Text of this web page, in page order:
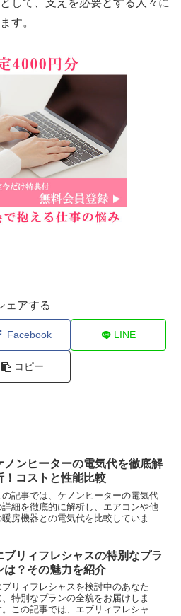
す。
ェアする
Facebook LINE
コピー
ノンヒーターの電気代を徹底解
！コストと性能比較
の記事では、ケノンヒーターの電気代
詳細を徹底的に解析し、エアコンや他
暖房機器との電気代を比較していま
フォーマンスについても掘り下げ、実
の口コミと評価を紹介する...
ブリィフレシャスの特別なプラ
は？その魅力を紹介
ブリィフレシャスを検討中のあなた
、特別なプランの全貌をお届けしま
。この記事では、エブリィフレシャス